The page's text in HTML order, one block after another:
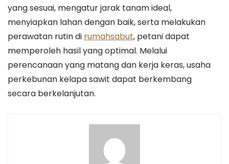
yang sesuai, mengatur jarak tanam ideal,
menyiapkan lahan dengan baik, serta melakukan
perawatan rutin di rumahsabut, petani dapat
memperoleh hasil yang optimal. Melalui
perencanaan yang matang dan kerja keras, usaha
perkebunan kelapa sawit dapat berkembang
secara berkelanjutan.